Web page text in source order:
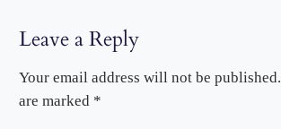
Leave a Reply
Your email address will not be published.
are marked *